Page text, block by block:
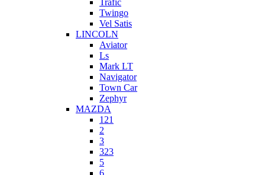
Twingo
Vel Satis
LINCOLN
Aviator
Ls
Mark LT
Navigator
Town Car
Zephyr
MAZDA
121
2
3
323
5
6